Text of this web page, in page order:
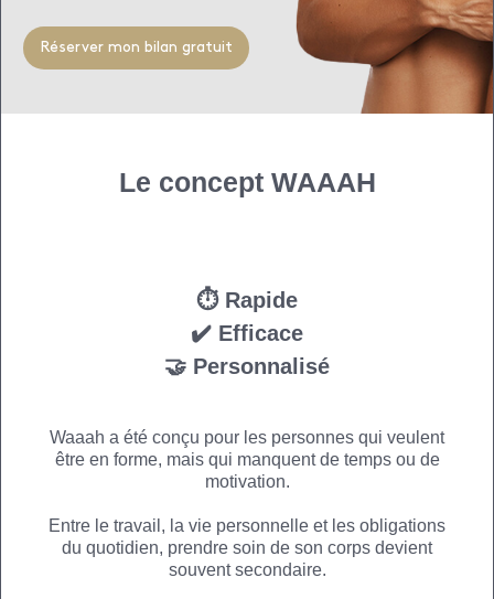
Réserver mon bilan gratuit
Le concept WAAAH
⏱ Rapide
✔️ Efficace
🤝 Personnalisé
Waaah a été conçu pour les personnes qui veulent
être en forme, mais qui manquent de temps ou de
motivation.
Entre le travail, la vie personnelle et les obligations
du quotidien, prendre soin de son corps devient
souvent secondaire.